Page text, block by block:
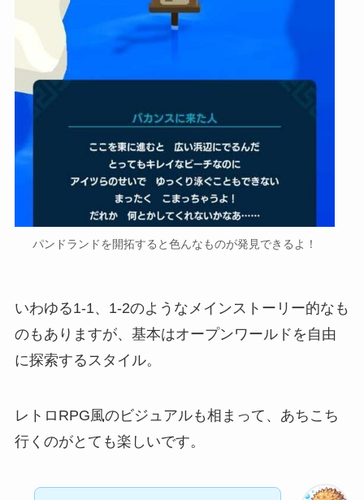
パンドランドを開拓すると色んなものが発見できるよ！
いわゆる1-1、1-2のようなメインストーリー的なも
のもありますが、基本はオープンワールドを自由
に探索するスタイル。
レトロRPG風のビジュアルも相まって、あちこち
行くのがとても楽しいです。